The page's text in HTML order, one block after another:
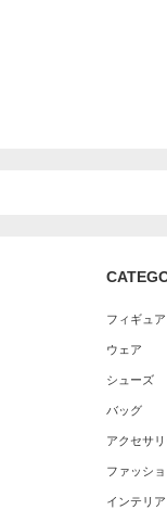
フィギュ
ウェア
シューズ
バッグ
アクセサ
ファッシ
インテリア